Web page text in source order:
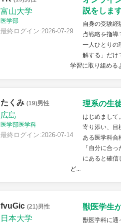
富山大学
医学部
最終ログイン:2026-07-29
説をしま
自身の受験経
点戦略を指導
一人ひとりの
解する」だけ
学習に取り組める
たくみ (19)男性
広島
医学部医学科
最終ログイン:2026-07-14
理系の生
はじめまして
寄り添い、目
ある医学科合
「自分に合
にあると確信
ど...
fvuGic (21)男性
日本大学
獣医学生
獣医学科に通